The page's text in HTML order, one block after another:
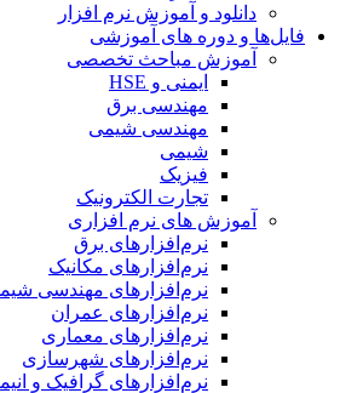
دانلود و آموزش نرم افزار
فایل‌ها و دوره های آموزشی
آموزش مباحث تخصصی
ایمنی و HSE
مهندسی برق
مهندسی شیمی
شیمی
فیزیک
تجارت الکترونیک
آموزش های نرم افزاری
نرم‌افزارهای برق
نرم‌افزارهای مکانیک
نرم‌افزارهای مهندسی شیمی
نرم‌افزارهای عمران
نرم‌افزارهای معماری
نرم‌افزارهای شهرسازی
نرم‌افزارهای گرافیک و انیمیشن